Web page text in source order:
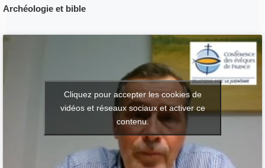
Archéologie et bible
Cliquez pour accepter les cookies de
vidéos et réseaux sociaux et activer ce
contenu.